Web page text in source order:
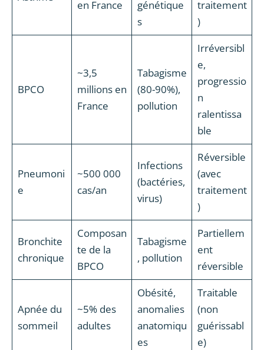
en France
génétique
s
traitement
)
BPCO
~3,5
millions en
France
Tabagisme
(80-90%),
pollution
Irréversibl
e,
progressio
n
ralentissa
ble
Pneumoni
e
~500 000
cas/an
Infections
(bactéries,
virus)
Réversible
(avec
traitement
)
Bronchite
chronique
Composan
te de la
BPCO
Tabagisme
, pollution
Partiellem
ent
réversible
Apnée du
sommeil
~5% des
adultes
Obésité,
anomalies
anatomiqu
es
Traitable
(non
guérissabl
e)